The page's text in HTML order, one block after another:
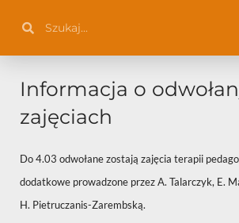
treści
Informacja o
zajęciach
Do 4.03 odwołane zostają zajęcia terapii
dodatkowe prowadzone przez A. Talarczyk, E.
H. Pietruczanis-Zarembską.